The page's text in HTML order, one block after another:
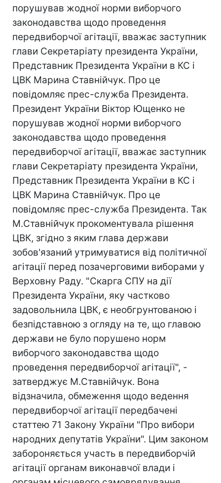
порушував жодної норми виборчого
законодавства щодо проведення
передвиборчої агітації, вважає заступник
глави Секретаріату президента України,
Представник Президента України в КС і
ЦВК Марина Ставнійчук. Про це
повідомляє прес-служба Президента.
Президент України Віктор Ющенко не
порушував жодної норми виборчого
законодавства щодо проведення
передвиборчої агітації, вважає заступник
глави Секретаріату президента України,
Представник Президента України в КС і
ЦВК Марина Ставнійчук. Про це
повідомляє прес-служба Президента. Так
М.Ставнійчук прокоментувала рішення
ЦВК, згідно з яким глава держави
зобов'язаний утримуватися від політичної
агітації перед позачерговими виборами у
Верховну Раду. "Скарга СПУ на дії
Президента України, яку частково
задовольнила ЦВК, є необгрунтованою і
безпідставною з огляду на те, що главою
держави не було порушено норм
виборчого законодавства щодо
проведення передвиборчої агітації", -
затверджує М.Ставнійчук. Вона
відзначила, обмеження щодо ведення
передвиборчої агітації передбачені
статтею 71 Закону України "Про вибори
народних депутатів України". Цим законом
забороняється участь в передвиборчій
агітації органам виконавчої влади і